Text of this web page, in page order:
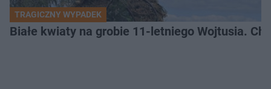
TRAGICZNY WYPADEK
Białe kwiaty na grobie 11-letniego Wojtusia.